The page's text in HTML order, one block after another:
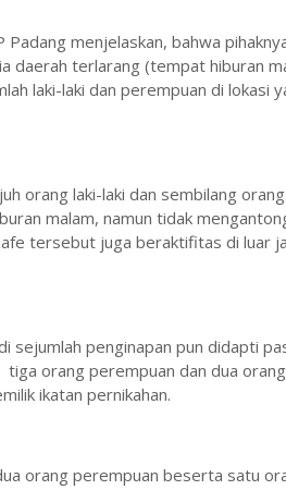
menjelaskan, bahwa
daerah terlarang (tempat hiburan
laki-laki dan perempuan di lokasi
orang laki-laki dan sembilang
malam, namun tidak
tersebut juga beraktifitas di luar
sejumlah penginapan pun didapti
orang perempuan dan dua
ikatan pernikahan.
orang perempuan beserta satu